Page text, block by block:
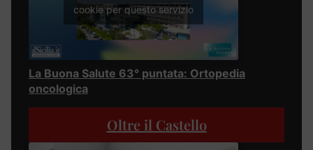
cookie per questo servizio
La Buona Salute 63° puntata: Ortopedia
oncologica
Oltre il Castello